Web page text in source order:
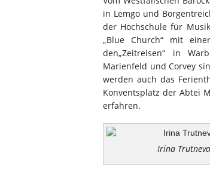
in Lemgo und
der Hochschule für
„Blue Church“ mit
den„Zeitreisen“ in
Marienfeld und Corvey
werden auch das
Konventsplatz der Abtei
erfahren.
Irina